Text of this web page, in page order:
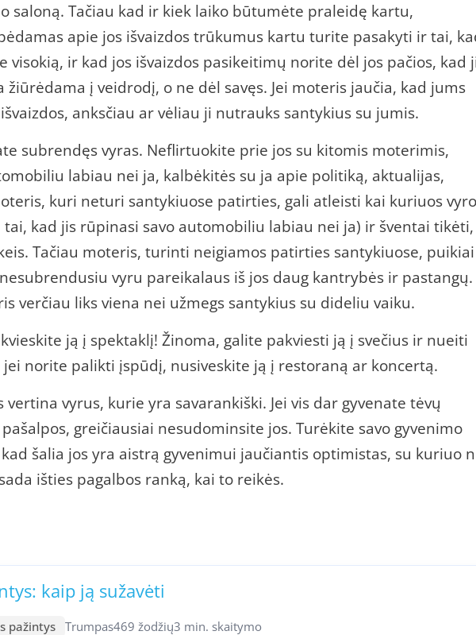
saloną. Tačiau kad ir kiek laiko būtumėte praleidę kartu,
apie jos išvaizdos trūkumus kartu turite pasakyti ir tai,
visokią, ir kad jos išvaizdos pasikeitimų norite dėl jos pačios, kad
į veidrodį, o ne dėl savęs. Jei moteris jaučia, kad jums
anksčiau ar vėliau ji nutrauks santykius su jumis.
subrendęs vyras. Neflirtuokite prie jos su kitomis moterimis,
labiau nei ja, kalbėkitės su ja apie politiką, aktualijas,
kuri neturi santykiuose patirties, gali atleisti kai kuriuos vyro
kad jis rūpinasi savo automobiliu labiau nei ja) ir šventai tikėti,
Tačiau moteris, turinti neigiamos patirties santykiuose, puikiai
vyru pareikalaus iš jos daug kantrybės ir pastangų.
verčiau liks viena nei užmegs santykius su dideliu vaiku.
ją į spektaklį! Žinoma, galite pakviesti ją į svečius ir nueiti
jei norite palikti įspūdį, nusiveskite ją į restoraną ar koncertą.
vyrus, kurie yra savarankiški. Jei vis dar gyvenate tėvų
greičiausiai nesudominsite jos. Turėkite savo gyvenimo
šalia jos yra aistrą gyvenimui jaučiantis optimistas, su kuriuo
išties pagalbos ranką, kai to reikės.
kaip ją sužavėti
pažintys Trumpas469 žodžių3 min. skaitymo